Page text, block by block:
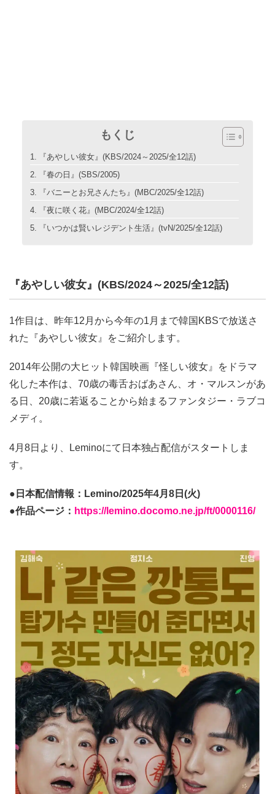
もくじ
『あやしい彼女』(KBS/2024～2025/全12話)
『春の日』(SBS/2005)
『バニーとお兄さんたち』(MBC/2025/全12話)
『夜に咲く花』(MBC/2024/全12話)
『いつかは賢いレジデント生活』(tvN/2025/全12話)
『あやしい彼女』(KBS/2024～2025/全12話)
1作目は、昨年12月から今年の1月まで韓国KBSで放送さ
れた『あやしい彼女』をご紹介します。
2014年公開の大ヒット韓国映画『怪しい彼女』をドラマ
化した本作は、70歳の毒舌おばあさん、オ・マルスンがあ
る日、20歳に若返ることから始まるファンタジー・ラブコ
メディ。
4月8日より、Leminoにて日本独占配信がスタートしま
す。
●日本配信情報：Lemino/2025年4月8日(火)
●作品ページ： https://lemino.docomo.ne.jp/ft/0000116/